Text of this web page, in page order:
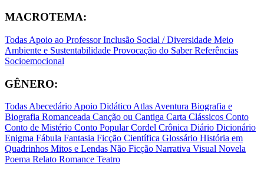
MACROTEMA:
Todas Apoio ao ProfessorInclusão Social / Diversidade Meio
Ambiente e Sustentabilidade Provocação do SaberReferências
Socioemocional
GÊNERO:
TodasAbecedárioApoio DidáticoAtlasAventura Biografia e
Biografia Romanceada Canção ou Cantiga Carta Clássicos Conto
Conto de Mistério Conto PopularCordel Crônica Diário Dicionário
Enigma Fábula Fantasia Ficção Científica Glossário História em
Quadrinhos Mitos e Lendas Não Ficção Narrativa Visual Novela
Poema Relato Romance Teatro